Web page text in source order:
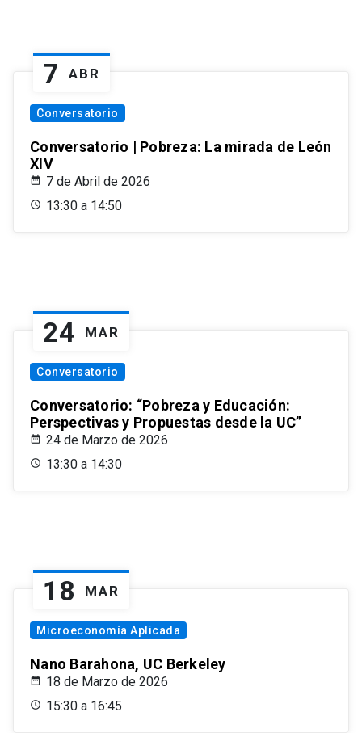
7 ABR
Conversatorio
Conversatorio | Pobreza: La mirada de León
XIV
7 de Abril de 2026
13:30 a 14:50
24 MAR
Conversatorio
Conversatorio: “Pobreza y Educación:
Perspectivas y Propuestas desde la UC”
24 de Marzo de 2026
13:30 a 14:30
18 MAR
Microeconomía Aplicada
Nano Barahona, UC Berkeley
18 de Marzo de 2026
15:30 a 16:45